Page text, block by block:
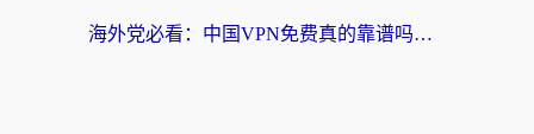
海外党必看：中国VPN免费真的靠谱吗？手把手教你选对回国加速器